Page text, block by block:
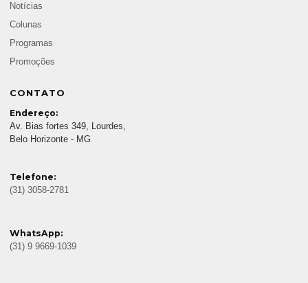
Notícias
Colunas
Programas
Promoções
CONTATO
Endereço:
Av. Bias fortes 349, Lourdes,
Belo Horizonte - MG
Telefone:
(31) 3058-2781
WhatsApp:
(31) 9 9669-1039